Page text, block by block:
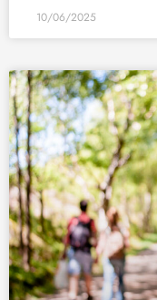
10/06/2025